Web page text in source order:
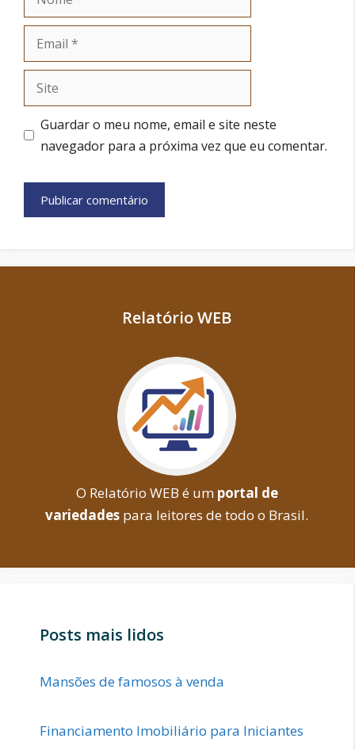
Email
Site
Guardar o meu nome, email e site neste
navegador para a próxima vez que eu comentar.
Relatório WEB
O Relatório WEB é um portal de
variedades para leitores de todo o Brasil.
Posts mais lidos
Mansões de famosos à venda
Financiamento Imobiliário para Iniciantes